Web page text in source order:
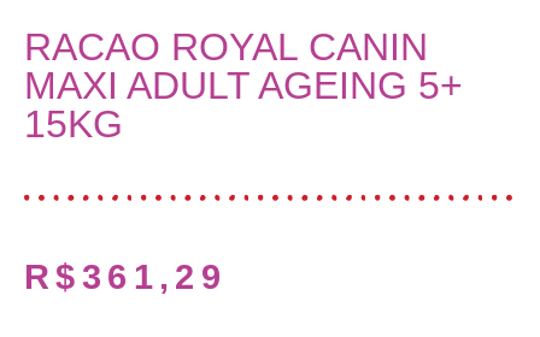
RACAO ROYAL CANIN
MAXI ADULT AGEING 5+
15KG
R$361,29